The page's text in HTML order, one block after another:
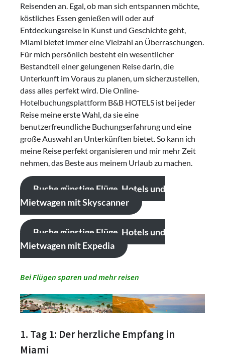
Reisenden an. Egal, ob man sich entspannen möchte,
köstliches Essen genießen will oder auf
Entdeckungsreise in Kunst und Geschichte geht,
Miami bietet immer eine Vielzahl an Überraschungen.
Für mich persönlich besteht ein wesentlicher
Bestandteil einer gelungenen Reise darin, die
Unterkunft im Voraus zu planen, um sicherzustellen,
dass alles perfekt wird. Die Online-
Hotelbuchungsplattform B&B HOTELS ist bei jeder
Reise meine erste Wahl, da sie eine
benutzerfreundliche Buchungserfahrung und eine
große Auswahl an Unterkünften bietet. So kann ich
meine Reise perfekt organisieren und mir mehr Zeit
nehmen, das Beste aus meinem Urlaub zu machen.
Buche günstige Flüge, Hotels und
Mietwagen mit Skyscanner
Buche günstige Flüge, Hotels und
Mietwagen mit Expedia
Bei Flügen sparen und mehr reisen
1. Tag 1: Der herzliche Empfang in
Miami